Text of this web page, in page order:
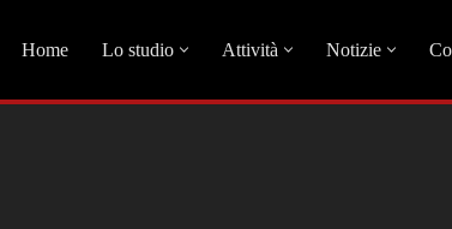
Home Lo studio Attività Notizie